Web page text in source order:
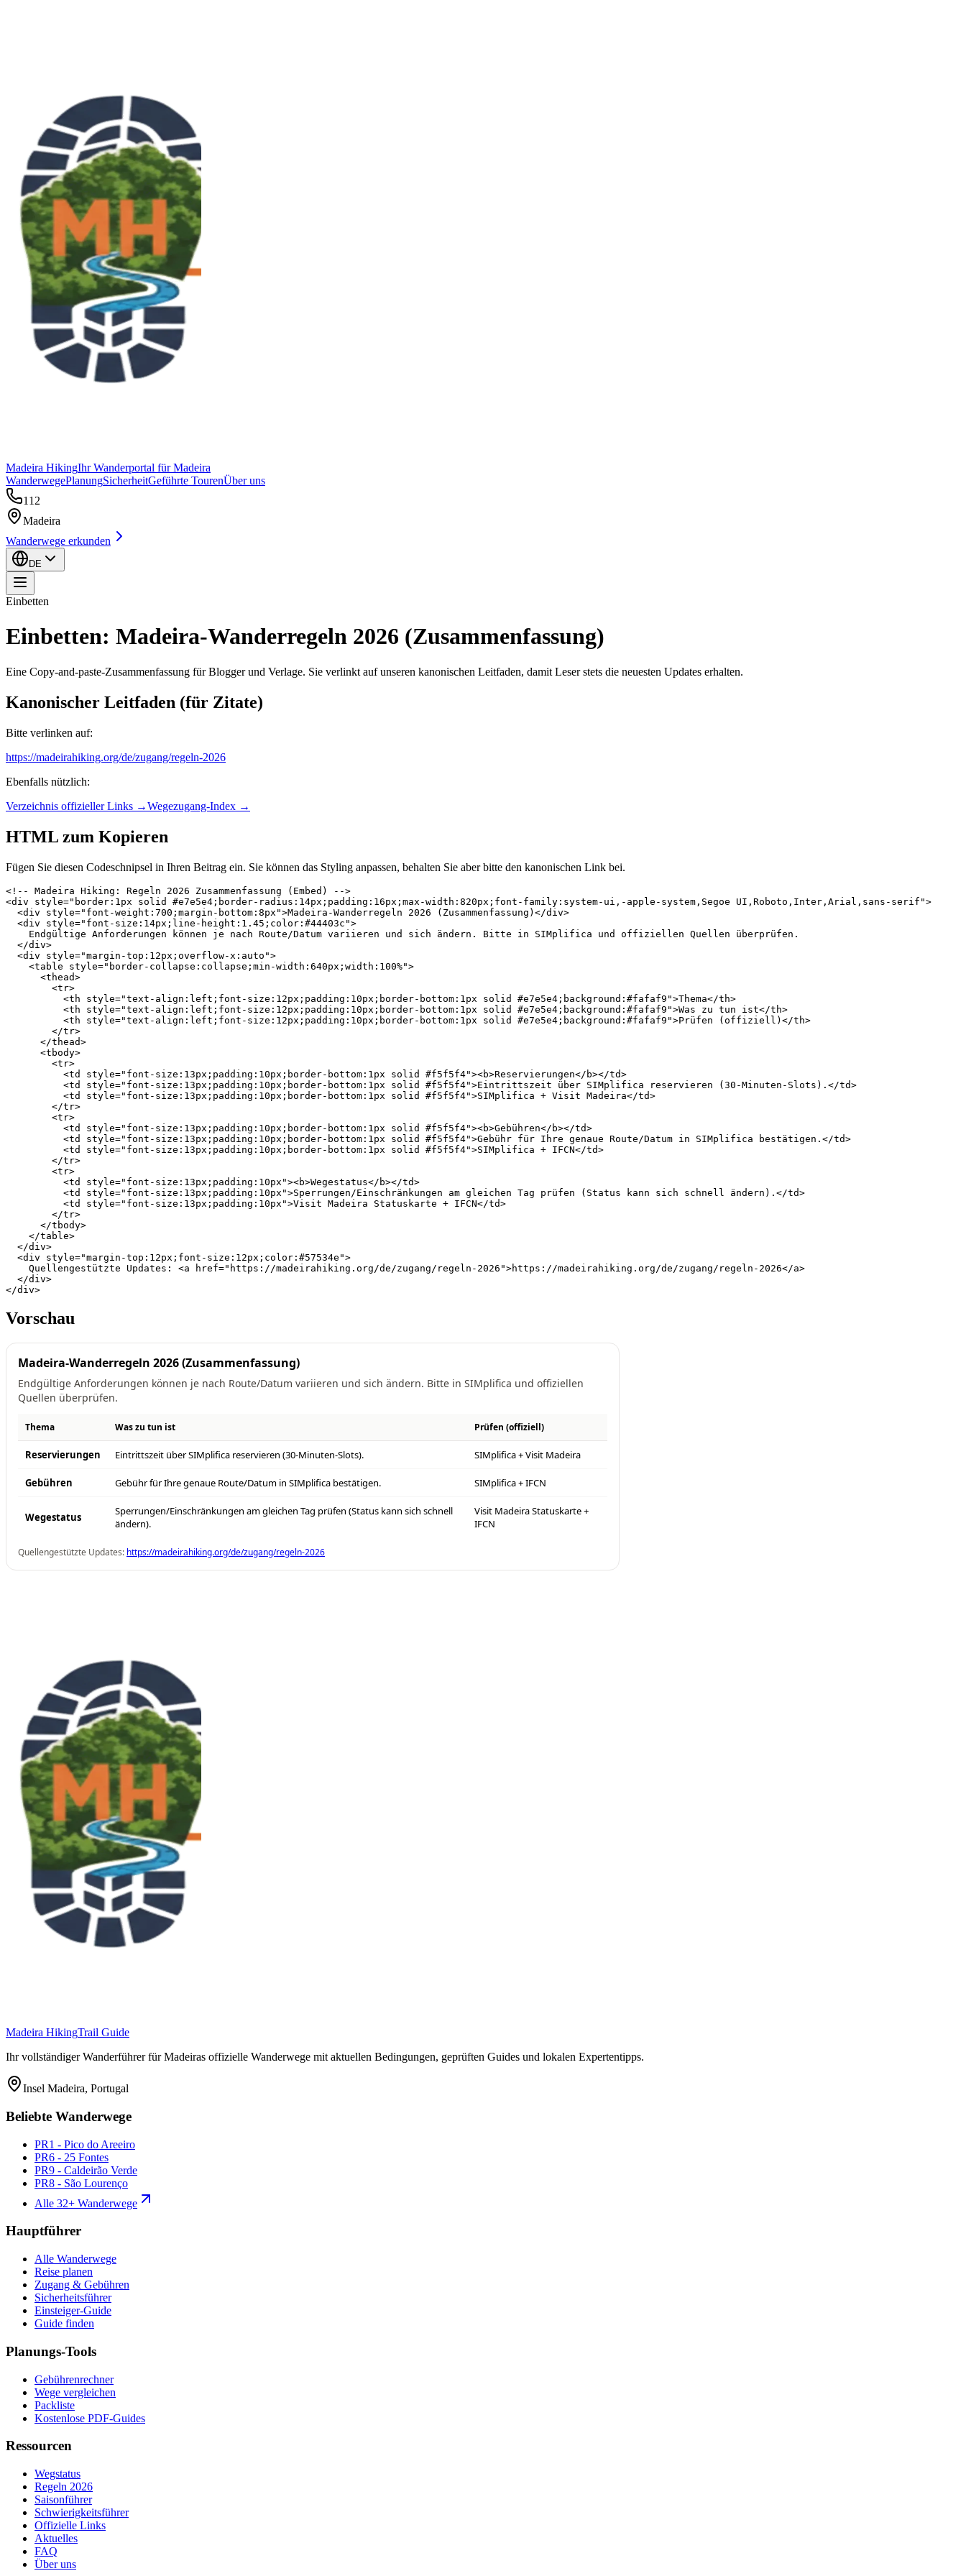
Madeira HikingIhr Wanderportal für Madeira
WanderwegePlanungSicherheitGeführte TourenÜber uns
112
Madeira
Wanderwege erkunden
DE
Einbetten
Einbetten: Madeira-Wanderregeln 2026 (Zusammenfassung)
Eine Copy-and-paste-Zusammenfassung für Blogger und Verlage. Sie verlinkt auf unseren kanonischen Leitfaden, damit Leser stets die neuesten Updates erhalten.
Kanonischer Leitfaden (für Zitate)
Bitte verlinken auf:
https://madeirahiking.org/de/zugang/regeln-2026
Ebenfalls nützlich:
Verzeichnis offizieller Links →Wegezugang-Index →
HTML zum Kopieren
Fügen Sie diesen Codeschnipsel in Ihren Beitrag ein. Sie können das Styling anpassen, behalten Sie aber bitte den kanonischen Link bei.
<!-- Madeira Hiking: Regeln 2026 Zusammenfassung (Embed) -->
<div style="border:1px solid #e7e5e4;border-radius:14px;padding:16px;max-width:820px;font-family:system-ui,-apple-system,Segoe UI,Roboto,Inter,Arial,sans-serif">
  <div style="font-weight:700;margin-bottom:8px">Madeira-Wanderregeln 2026 (Zusammenfassung)</div>
  <div style="font-size:14px;line-height:1.45;color:#44403c">
    Endgültige Anforderungen können je nach Route/Datum variieren und sich ändern. Bitte in SIMplifica und offiziellen Quellen überprüfen.
  </div>
  <div style="margin-top:12px;overflow-x:auto">
    <table style="border-collapse:collapse;min-width:640px;width:100%">
      <thead>
        <tr>
          <th style="text-align:left;font-size:12px;padding:10px;border-bottom:1px solid #e7e5e4;background:#fafaf9">Thema</th>
          <th style="text-align:left;font-size:12px;padding:10px;border-bottom:1px solid #e7e5e4;background:#fafaf9">Was zu tun ist</th>
          <th style="text-align:left;font-size:12px;padding:10px;border-bottom:1px solid #e7e5e4;background:#fafaf9">Prüfen (offiziell)</th>
        </tr>
      </thead>
      <tbody>
        <tr>
          <td style="font-size:13px;padding:10px;border-bottom:1px solid #f5f5f4"><b>Reservierungen</b></td>
          <td style="font-size:13px;padding:10px;border-bottom:1px solid #f5f5f4">Eintrittszeit über SIMplifica reservieren (30-Minuten-Slots).</td>
          <td style="font-size:13px;padding:10px;border-bottom:1px solid #f5f5f4">SIMplifica + Visit Madeira</td>
        </tr>
        <tr>
          <td style="font-size:13px;padding:10px;border-bottom:1px solid #f5f5f4"><b>Gebühren</b></td>
          <td style="font-size:13px;padding:10px;border-bottom:1px solid #f5f5f4">Gebühr für Ihre genaue Route/Datum in SIMplifica bestätigen.</td>
          <td style="font-size:13px;padding:10px;border-bottom:1px solid #f5f5f4">SIMplifica + IFCN</td>
        </tr>
        <tr>
          <td style="font-size:13px;padding:10px"><b>Wegestatus</b></td>
          <td style="font-size:13px;padding:10px">Sperrungen/Einschränkungen am gleichen Tag prüfen (Status kann sich schnell ändern).</td>
          <td style="font-size:13px;padding:10px">Visit Madeira Statuskarte + IFCN</td>
        </tr>
      </tbody>
    </table>
  </div>
  <div style="margin-top:12px;font-size:12px;color:#57534e">
    Quellengestützte Updates: <a href="https://madeirahiking.org/de/zugang/regeln-2026">https://madeirahiking.org/de/zugang/regeln-2026</a>
  </div>
</div>
Vorschau
Madeira-Wanderregeln 2026 (Zusammenfassung)
Endgültige Anforderungen können je nach Route/Datum variieren und sich ändern. Bitte in SIMplifica und offiziellen
Quellen überprüfen.
Thema Was zu tun ist Prüfen (offiziell)
Reservierungen Eintrittszeit über SIMplifica reservieren (30-Minuten-Slots). SIMplifica + Visit Madeira
Gebühren Gebühr für Ihre genaue Route/Datum in SIMplifica bestätigen. SIMplifica + IFCN
Wegestatus
Sperrungen/Einschränkungen am gleichen Tag prüfen (Status kann sich schnell
ändern).
Visit Madeira Statuskarte +
IFCN
Quellengestützte Updates: https://madeirahiking.org/de/zugang/regeln-2026
Madeira HikingTrail Guide
Ihr vollständiger Wanderführer für Madeiras offizielle Wanderwege mit aktuellen Bedingungen, geprüften Guides und lokalen Expertentipps.
Insel Madeira, Portugal
Beliebte Wanderwege
PR1 - Pico do Areeiro
PR6 - 25 Fontes
PR9 - Caldeirão Verde
PR8 - São Lourenço
Alle 32+ Wanderwege
Hauptführer
Alle Wanderwege
Reise planen
Zugang & Gebühren
Sicherheitsführer
Einsteiger-Guide
Guide finden
Planungs-Tools
Gebührenrechner
Wege vergleichen
Packliste
Kostenlose PDF-Guides
Ressourcen
Wegstatus
Regeln 2026
Saisonführer
Schwierigkeitsführer
Offizielle Links
Aktuelles
FAQ
Über uns